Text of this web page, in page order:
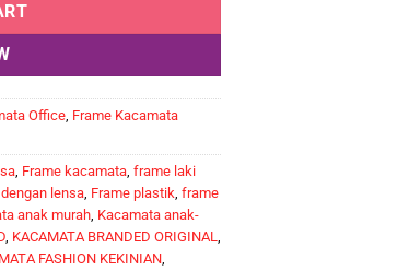
Office, Frame Kacamata
, Frame kacamata, frame laki
lensa, Frame plastik, frame
anak murah, Kacamata anak-
, KACAMATA BRANDED ORIGINAL,
FASHION KEKINIAN,